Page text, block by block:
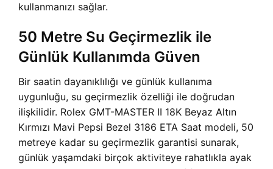
kullanmanızı sağlar.
50 Metre Su Geçirmezlik ile
Günlük Kullanımda Güven
Bir saatin dayanıklılığı ve günlük kullanıma
uygunluğu, su geçirmezlik özelliği ile doğrudan
ilişkilidir. Rolex GMT-MASTER II 18K Beyaz Altın
Kırmızı Mavi Pepsi Bezel 3186 ETA Saat modeli, 50
metreye kadar su geçirmezlik garantisi sunarak,
günlük yaşamdaki birçok aktiviteye rahatlıkla ayak